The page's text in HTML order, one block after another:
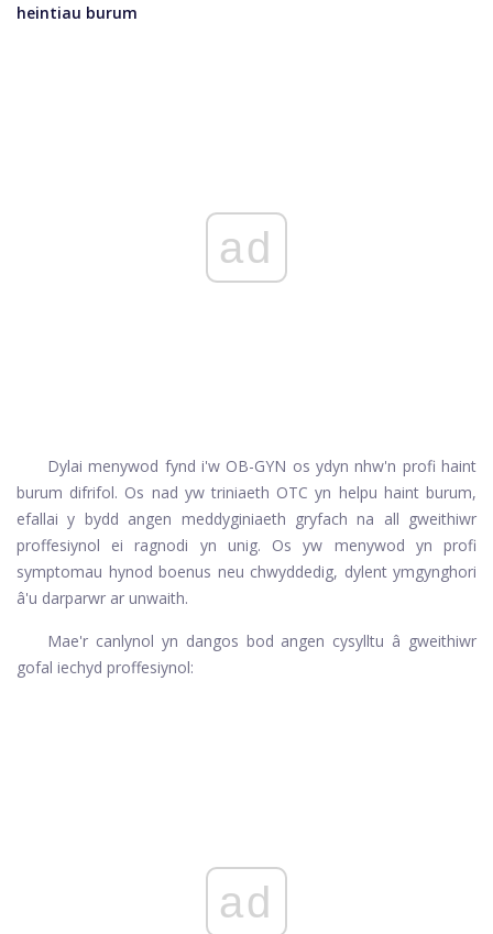
heintiau burum
ad
Dylai menywod fynd i'w OB-GYN os ydyn nhw'n profi haint
burum difrifol. Os nad yw triniaeth OTC yn helpu haint burum,
efallai y bydd angen meddyginiaeth gryfach na all gweithiwr
proffesiynol ei ragnodi yn unig. Os yw menywod yn profi
symptomau hynod boenus neu chwyddedig, dylent ymgynghori
â'u darparwr ar unwaith.
Mae'r canlynol yn dangos bod angen cysylltu â gweithiwr
gofal iechyd proffesiynol:
ad